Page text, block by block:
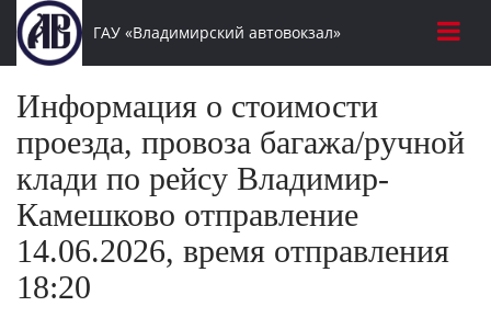
ГАУ «Владимирский автовокзал»
Информация о стоимости
проезда, провоза багажа/ручной
клади по рейсу Владимир-
Камешково отправление
14.06.2026, время отправления
18:20